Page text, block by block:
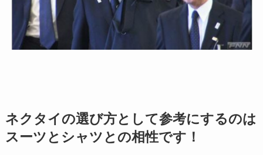
ネクタイの選び方として参考にするのは
スーツとシャツとの相性です！